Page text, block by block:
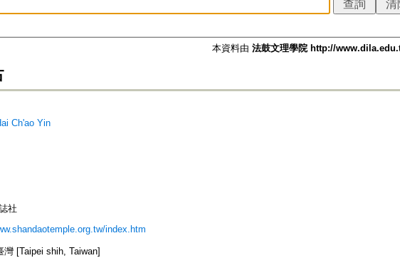
本資料由 法鼓文理學院 http://
Ch'ao Yin
社
index.htm
灣 [Taipei shih, Taiwan]